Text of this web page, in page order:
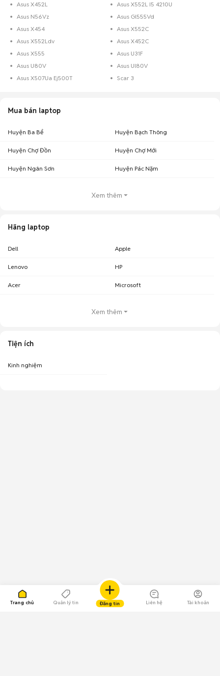
Trang chủ Quản lý tin Đăng tin Liên hệ Tài khoản
Asus X452L
Asus X552L I5 4210U
Asus N56Vz
Asus Gl555Vd
Asus X454
Asus X552C
Asus X552Ldv
Asus X452C
Asus X555
Asus U31F
Asus U80V
Asus Ul80V
Asus X507Ua Ej500T
Scar 3
Mua bán laptop
Huyện Ba Bể Huyện Bạch Thông
Huyện Chợ Đồn Huyện Chợ Mới
Huyện Ngân Sơn Huyện Pác Nặm
Xem thêm
Hãng laptop
Dell Apple
Lenovo HP
Acer Microsoft
Xem thêm
Tiện ích
Kinh nghiệm